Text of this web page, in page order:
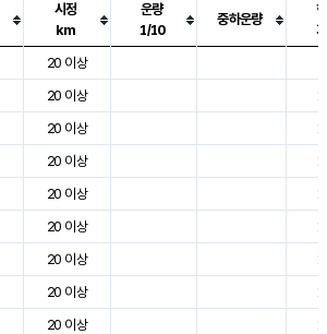
점, 날씨, 기온, 강수, 바람, 기압등을 안내한 표입
시정
km
운량
1/10
중하운량
20 이상
20 이상
20 이상
20 이상
20 이상
20 이상
20 이상
20 이상
20 이상